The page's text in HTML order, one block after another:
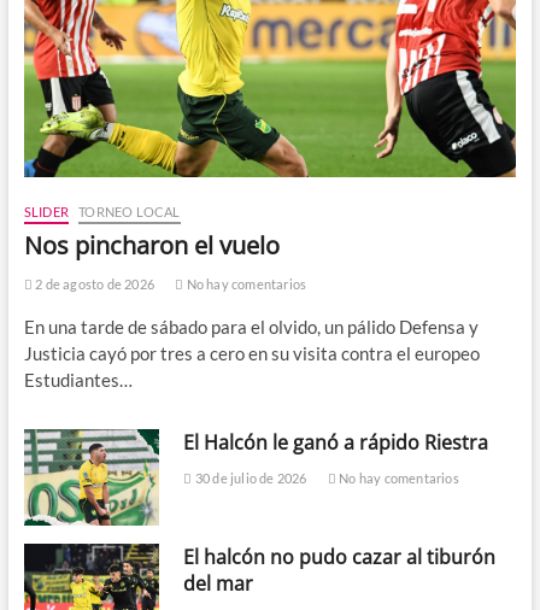
SLIDER TORNEO LOCAL
Nos pincharon el vuelo
2 de agosto de 2026 No hay comentarios
En una tarde de sábado para el olvido, un pálido Defensa y
Justicia cayó por tres a cero en su visita contra el europeo
Estudiantes…
El Halcón le ganó a rápido Riestra
30 de julio de 2026 No hay comentarios
El halcón no pudo cazar al tiburón
del mar